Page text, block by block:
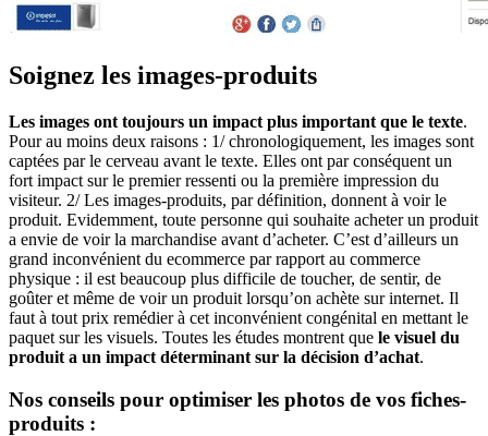
Soignez les images-produits
Les images ont toujours un impact plus important que le texte.
Pour au moins deux raisons : 1/ chronologiquement, les images sont
captées par le cerveau avant le texte. Elles ont par conséquent un
fort impact sur le premier ressenti ou la première impression du
visiteur. 2/ Les images-produits, par définition, donnent à voir le
produit. Evidemment, toute personne qui souhaite acheter un produit
a envie de voir la marchandise avant d’acheter. C’est d’ailleurs un
grand inconvénient du ecommerce par rapport au commerce
physique : il est beaucoup plus difficile de toucher, de sentir, de
goûter et même de voir un produit lorsqu’on achète sur internet. Il
faut à tout prix remédier à cet inconvénient congénital en mettant le
paquet sur les visuels. Toutes les études montrent que le visuel du
produit a un impact déterminant sur la décision d’achat.
Nos conseils pour optimiser les photos de vos fiches-
produits :